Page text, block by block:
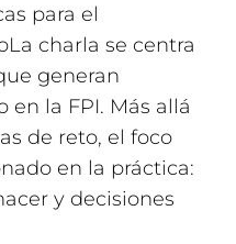
para el
charla se centra
generan
la FPI. Más allá
de reto, el foco
en la práctica:
y decisiones